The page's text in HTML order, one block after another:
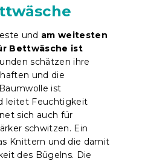
und am weitesten
Bettwäsche ist
schätzen ihre
und die
ist
leitet Feuchtigkeit
sich auch für
schwitzen. Ein
Knittern und die damit
des Bügelns. Die